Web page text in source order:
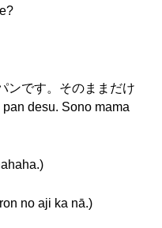
ンです。そのままだけ
desu. Sono mama
no aji ka nā.)